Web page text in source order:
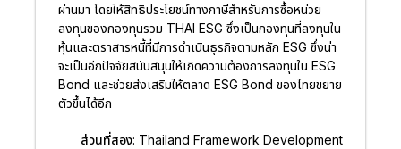
ผ่านมา โดยให้สิทธิประโยชน์ทางภาษีสำหรับการซื้อหน่วย
ลงทุนของกองทุนรวม THAI ESG ซึ่งเป็นกองทุนที่ลงทุนใน
หุ้นและตราสารหนี้ที่มีการดำเนินธุรกิจตามหลัก ESG ซึ่งน่า
จะเป็นอีกปัจจัยสนับสนุนให้เกิดความต้องการลงทุนใน ESG
Bond และช่วยส่งเสริมให้ตลาด ESG Bond ของไทยขยาย
ตัวขึ้นได้อีก
ส่วนที่สอง: Thailand Framework Development